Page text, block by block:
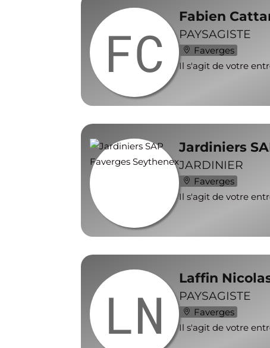
FC
Fabien
PAYSAGISTE
Faverges
Il s'agit de votre
Jardiniers
JARDINIER
Faverges
Il s'agit de votre
LN
Laffin
PAYSAGISTE
Faverges
Il s'agit de votre